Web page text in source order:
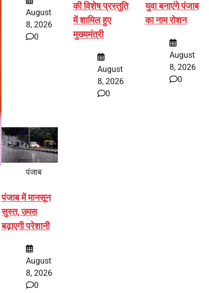
August
8, 2026
0
की विशेष प्रस्तुति
में शामिल हुए
मुख्यमंत्री
August
8, 2026
0
युवा बनाएंगे पंजाब
का नाम रोशन
August
8, 2026
0
पंजाब
पंजाब में मानसून
सुस्त, उमस
बढ़ाएगी परेशानी
August
8, 2026
0